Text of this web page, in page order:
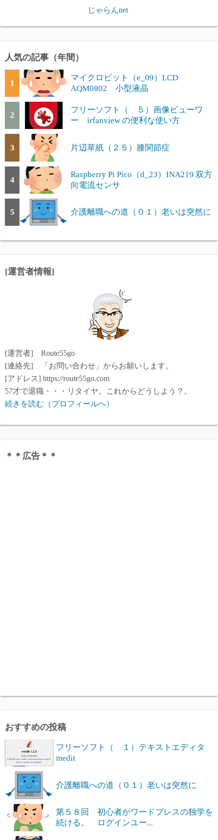
じゃらんnet
人気の記事（年間）
1
マイクロビット（e_09）LCD
AQM0802 小型液晶
2
フリーソフト（ ５）画像ビューワ
ー irfanview の便利な使い方
3 片辺草紙（２５）膝関節症
4
Raspberry Pi Pico（d_23）INA219 双方
向電流センサ
5 介護離職への道（０１）老いは突然に
[運営者情報]
[運営者] Route55go
[連絡先] 「お問い合わせ」からお願いします。
[アドレス] https://route55go.com
57才で退職・・・リタイヤ。これからどうしよう？。
続きを読む（プロフィールへ）
＊＊広告＊＊
おすすめの投稿
フリーソフト（ １）テキストエディタ
medit
介護離職への道（０１）老いは突然に
第５８回 初心者がワードプレスの独学を
続ける。 ログインユー...